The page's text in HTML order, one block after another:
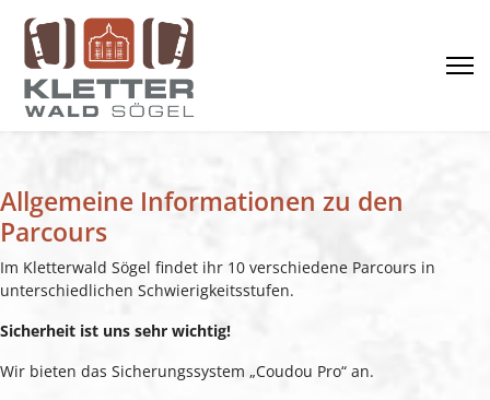
Allgemeine Informationen zu den
Parcours
Im Kletterwald Sögel findet ihr 10 verschiedene Parcours in
unterschiedlichen Schwierigkeitsstufen.
Sicherheit ist uns sehr wichtig!
Wir bieten das Sicherungssystem „Coudou Pro“ an.